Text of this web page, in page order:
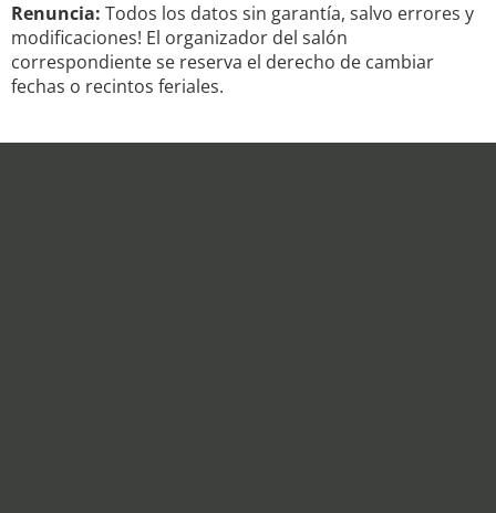
Renuncia: Todos los datos sin garantía, salvo errores y
modificaciones! El organizador del salón
correspondiente se reserva el derecho de cambiar
fechas o recintos feriales.